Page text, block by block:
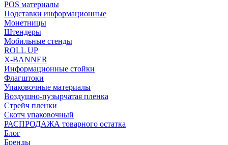
POS материалы
Подставки информационные
Монетницы
Штендеры
Мобильные стенды
ROLL UP
X-BANNER
Информационные стойки
Флагштоки
Упаковочные материалы
Воздушно-пузырчатая пленка
Стрейч пленки
Скотч упаковочный
РАСПРОДАЖА товарного остатка
Блог
Бренды